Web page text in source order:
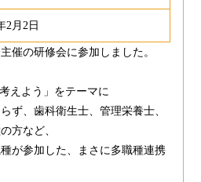
2月2日
催の研修会に参加しました。
えよう」をテーマに
ず、歯科衛生士、管理栄養士、
方など、
が参加した、まさに多職種連携